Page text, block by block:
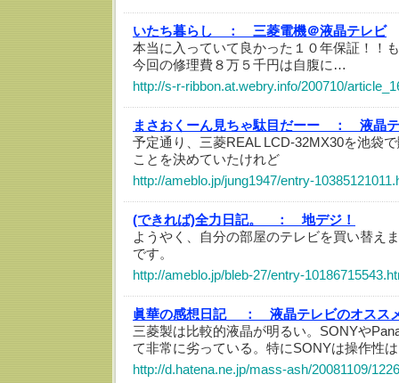
いたち暮らし ：
三菱電機＠液晶テレビ
本当に入っていて良かった１０年保証！！
今回の修理費８万５千円は自腹に…
http://s-r-ribbon.at.webry.info/200710/
まさおくーん見ちゃ駄目だーー ：
液晶
予定通り、三菱REAL LCD-32MX30を池袋
ことを決めていたけれど
http://ameblo.jp/jung1947/entry-
(できれば)全力日記。 ：
地デジ！
ようやく、自分の部屋のテレビを買い替え
です。
http://ameblo.jp/bleb-27/entry-
眞華の感想日記 ：
液晶テレビのオスス
三菱製は比較的液晶が明るい。SONYや
て非常に劣っている。特にSONYは操作性
http://d.hatena.ne.jp/mass-ash/20081109/